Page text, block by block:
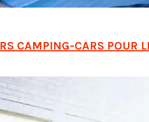
CAMPING-CARS POUR